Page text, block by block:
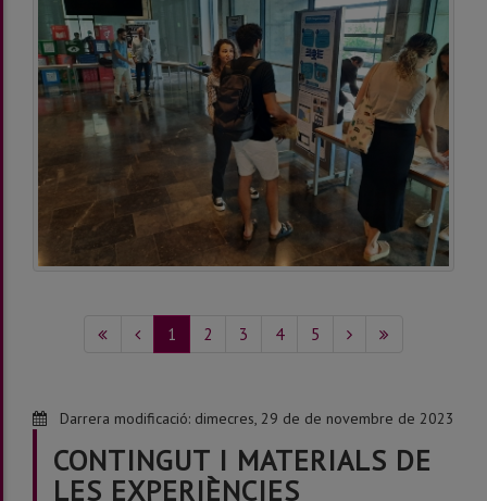
1 2 3 4 5
Darrera modificació: dimecres, 29 de de novembre de 2023
CONTINGUT I MATERIALS DE
LES EXPERIÈNCIES